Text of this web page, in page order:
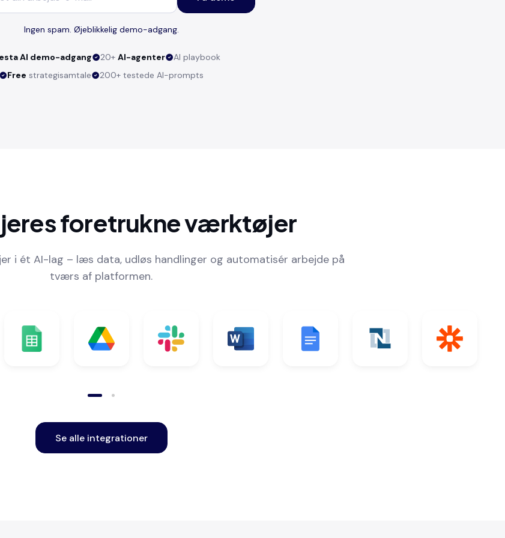
Ingen spam. Øjeblikkelig demo-adgang.
AI demo-adgang 20+ AI-agenter
AI playbook
Free strategisamtale 200+ testede AI-prompts
foretrukne værktøjer
i ét AI-lag – læs data, udløs handlinger og automatisér arbejde på
tværs af platformen.
Se alle integrationer